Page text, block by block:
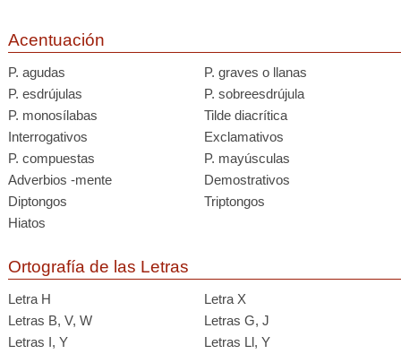
Acentuación
P. agudas
P. graves o llanas
P. esdrújulas
P. sobreesdrújula
P. monosílabas
Tilde diacrítica
Interrogativos
Exclamativos
P. compuestas
P. mayúsculas
Adverbios -mente
Demostrativos
Diptongos
Triptongos
Hiatos
Ortografía de las Letras
Letra H
Letra X
Letras B, V, W
Letras G, J
Letras I, Y
Letras Ll, Y